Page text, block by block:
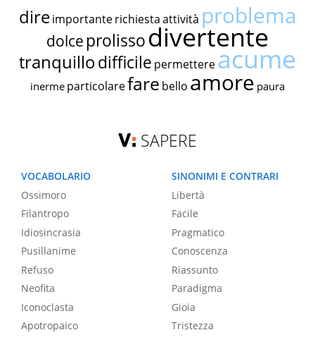
dire importante richiestaattività problema
dolce prolissodivertente
tranquillodifficile permettereacume
inerme particolarefare bello amore paura
SAPERE
VOCABOLARIO
Ossimoro
Filantropo
Idiosincrasia
Pusillanime
Refuso
Neofita
Iconoclasta
Apotropaico
SINONIMI E CONTRARI
Libertà
Facile
Pragmatico
Conoscenza
Riassunto
Paradigma
Gioia
Tristezza